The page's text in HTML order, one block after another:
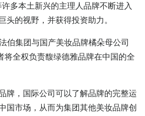
多本土新兴的主理人品牌不断进入
头的视野，并获得投资助力。
伯集团与国产美妆品牌橘朵母公司
将全权负责馥绿德雅品牌在中国的全
牌，国际公司可以了解品牌的完整运
国市场，从而为集团其他美妆品牌创